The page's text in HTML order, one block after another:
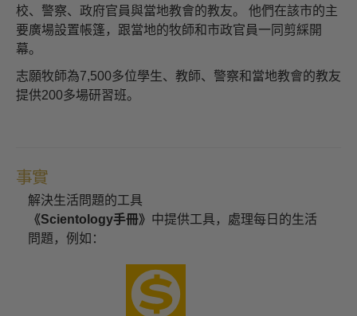
校、警察、政府官員與當地教會的教友。 他們在該市的主
要廣場設置帳篷，跟當地的牧師和市政官員一同剪綵開
幕。
志願牧師為7,500多位學生、教師、警察和當地教會的教友
提供200多場研習班。
事實
解決生活問題的工具
《Scientology手冊》 中提供工具，處理每日的生活
問題，例如：